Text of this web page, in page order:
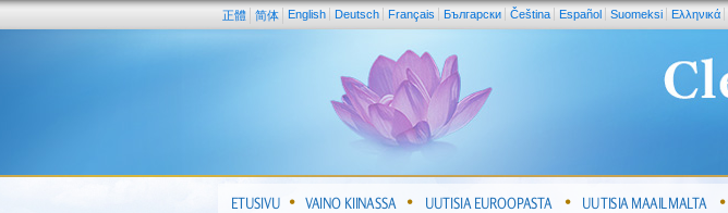
正體 简体 English Deutsch Français Български Čeština Español Suomeksi Ελληνικά
ETUSIVU VAINO KIINASSA UUTISIA EUROOPASTA UUTISIA MAAILMALTA